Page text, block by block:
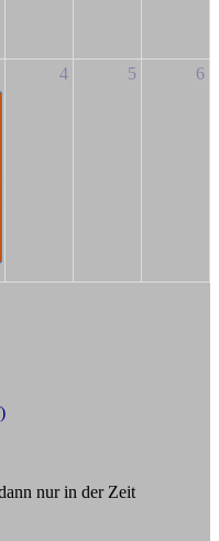
4 5 6
nur in der Zeit